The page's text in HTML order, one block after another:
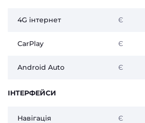
4G інтернет Є
CarPlay Є
Android Auto Є
ІНТЕРФЕЙСИ
Навігація Є